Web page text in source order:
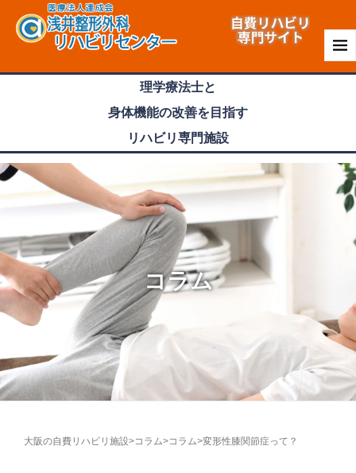
理学療法士と
身体機能の改善を目指す
リハビリ専門施設
コラム
大阪の自費リハビリ施設>コラム>コラム>変形性膝関節症って？